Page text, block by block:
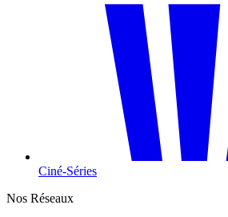
Ciné-Séries
Nos Réseaux